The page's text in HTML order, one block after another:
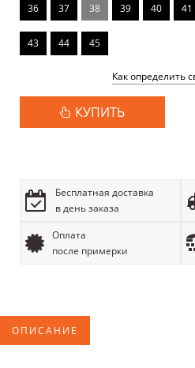
36 37 38 39 40 41
43 44 45
Как определить
КУПИТЬ
Бесплатная доставка
в день заказа
Оплата
после примерки
ОПИСАНИЕ